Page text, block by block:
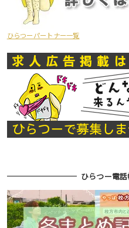
ひらつーパートナー一覧
ひらつー電